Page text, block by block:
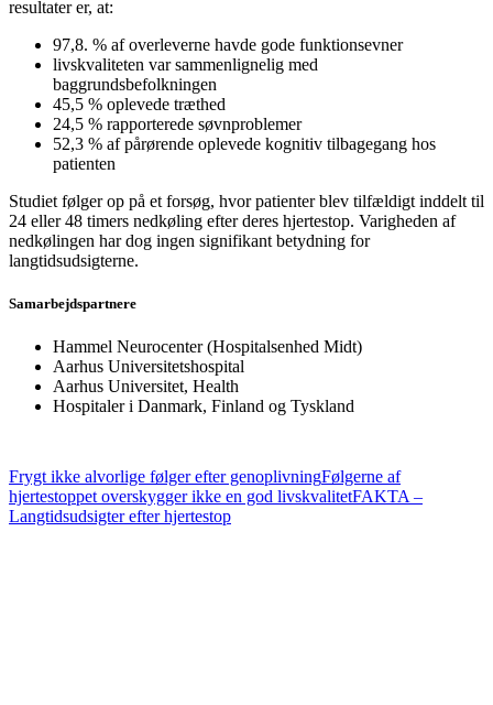
resultater er, at:
97,8. % af overleverne havde gode funktionsevner
livskvaliteten var sammenlignelig med
baggrundsbefolkningen
45,5 % oplevede træthed
24,5 % rapporterede søvnproblemer
52,3 % af pårørende oplevede kognitiv tilbagegang hos
patienten
Studiet følger op på et forsøg, hvor patienter blev tilfældigt inddelt til
24 eller 48 timers nedkøling efter deres hjertestop. Varigheden af
nedkølingen har dog ingen signifikant betydning for
langtidsudsigterne.
Samarbejdspartnere
Hammel Neurocenter (Hospitalsenhed Midt)
Aarhus Universitetshospital
Aarhus Universitet, Health
Hospitaler i Danmark, Finland og Tyskland
Frygt ikke alvorlige følger efter genoplivningFølgerne af
hjertestoppet overskygger ikke en god livskvalitetFAKTA –
Langtidsudsigter efter hjertestop